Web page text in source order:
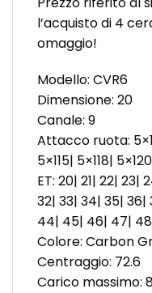
l’acquisto di 4
omaggio!
Modello: CVR6
Dimensione: 20
Canale: 9
Attacco ruota:
5×115| 5×118|
ET: 20| 21| 22| 23|
32| 33| 34| 35| 36|
44| 45| 46| 47|
Colore: Carbon
Centraggio: 72.6
Carico massimo: